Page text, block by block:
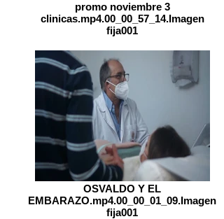
promo noviembre 3
clinicas.mp4.00_00_57_14.Imagen
fija001
OSVALDO Y EL
EMBARAZO.mp4.00_00_01_09.Imagen
fija001